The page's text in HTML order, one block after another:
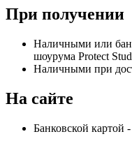
При получении
Наличными или
шоурума Protect
Наличными при
На сайте
Банковской картой -